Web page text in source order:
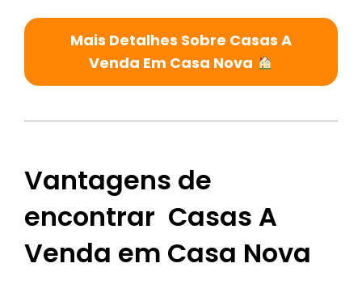
Mais Detalhes Sobre Casas A
Venda Em Casa Nova
Vantagens de
encontrar Casas A
Venda em Casa Nova